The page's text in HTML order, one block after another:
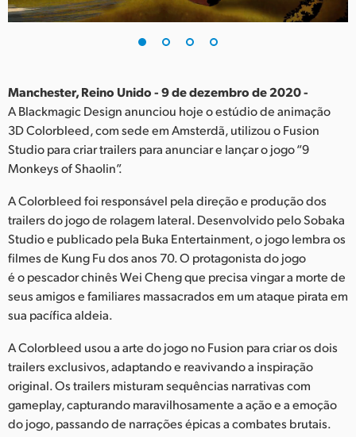
France
India
Italy
Korea
Mexico
Malaysia
Netherlands
New Zealand
Norway
Poland
Manchester, Reino Unido - 9 de dezembro de 2020 -
A Blackmagic Design anunciou hoje o estúdio de animação
3D Colorbleed, com sede em Amsterdã, utilizou o Fusion
Studio para criar trailers para anunciar e lançar o jogo “9
Monkeys of Shaolin”.
A Colorbleed foi responsável pela direção e produção dos
trailers do jogo de rolagem lateral. Desenvolvido pelo Sobaka
Studio e publicado pela Buka Entertainment, o jogo lembra os
filmes de Kung Fu dos anos 70. O protagonista do jogo
é o pescador chinês Wei Cheng que precisa vingar a morte de
seus amigos e familiares massacrados em um ataque pirata em
sua pacífica aldeia.
A Colorbleed usou a arte do jogo no Fusion para criar os dois
trailers exclusivos, adaptando e reavivando a inspiração
original. Os trailers misturam sequências narrativas com
gameplay, capturando maravilhosamente a ação e a emoção
do jogo, passando de narrações épicas a combates brutais.